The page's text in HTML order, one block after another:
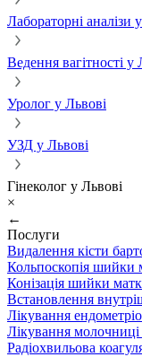
Лабораторні аналізи
Ведення вагітності у
Уролог у Львові
УЗД у Львові
Гінеколог у Львові
×
←
Послуги
Видалення кісти
Кольпоскопія шийки
Конізація шийки
Встановлення
Лікування
Лікування молочниці
Радіохвильова